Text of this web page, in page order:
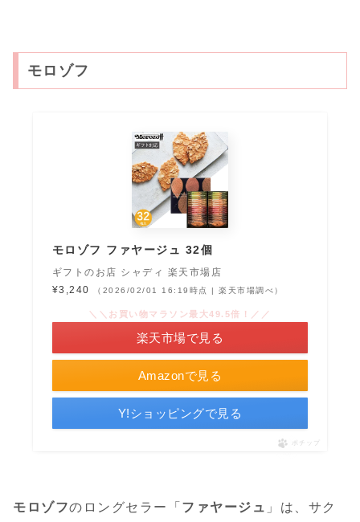
モロゾフ
モロゾフ ファヤージュ 32個
ギフトのお店 シャディ 楽天市場店
¥3,240
（2026/02/01 16:19時点 | 楽天市場調べ）
Amazonで見る
＼＼お買い物マラソン最大49.5倍！／／
楽天市場で見る
Y!ショッピングで見る
ポチップ
モロゾフのロングセラー「 ファヤージュ 」は、サク